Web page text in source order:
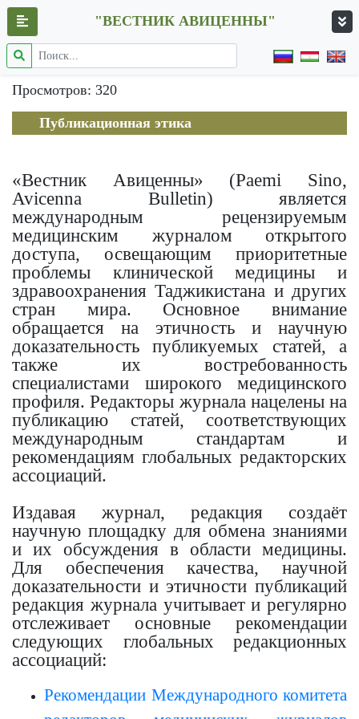
"ВЕСТНИК АВИЦЕННЫ"
Просмотров: 320
Публикационная этика
«Вестник Авиценны» (Paemi Sino,
Avicenna Bulletin) является
международным рецензируемым
медицинским журналом открытого
доступа, освещающим приоритетные
проблемы клинической медицины и
здравоохранения Таджикистана и других
стран мира. Основное внимание
обращается на этичность и научную
доказательность публикуемых статей, а
также их востребованность
специалистами широкого медицинского
профиля. Редакторы журнала нацелены на
публикацию статей, соответствующих
международным стандартам и
рекомендациям глобальных редакторских
ассоциаций.
Издавая журнал, редакция создаёт
научную площадку для обмена знаниями
и их обсуждения в области медицины.
Для обеспечения качества, научной
доказательности и этичности публикаций
редакция журнала учитывает и регулярно
отслеживает основные рекомендации
следующих глобальных редакционных
ассоциаций:
Рекомендации Международного комитета